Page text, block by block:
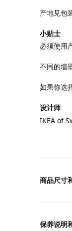
产地见包
小贴士
必须使用
不同的墙
如果你选
设计师
IKEA of
商品尺寸
保养说明